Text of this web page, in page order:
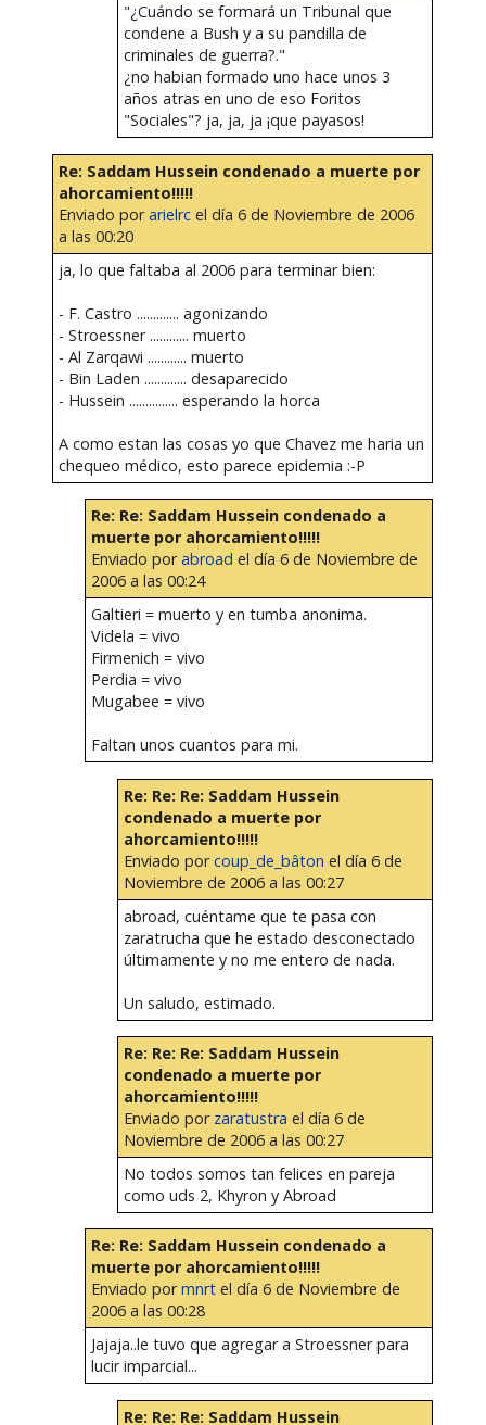
"¿Cuándo se formará un Tribunal que
condene a Bush y a su pandilla de
criminales de guerra?."
¿no habian formado uno hace unos 3
años atras en uno de eso Foritos
"Sociales"? ja, ja, ja ¡que payasos!
Re: Saddam Hussein condenado a muerte por
ahorcamiento!!!!!
Enviado porarielrcel día 6 de Noviembre de 2006
a las 00:20
ja, lo que faltaba al 2006 para terminar bien:
- F. Castro ............. agonizando
- Stroessner ............ muerto
- Al Zarqawi ............ muerto
- Bin Laden ............. desaparecido
- Hussein ............... esperando la horca
A como estan las cosas yo que Chavez me haria un
chequeo médico, esto parece epidemia :-P
Re: Re: Saddam Hussein condenado a
muerte por ahorcamiento!!!!!
Enviado porabroad el día 6 de Noviembre de
2006 a las 00:24
Galtieri = muerto y en tumba anonima.
Videla = vivo
Firmenich = vivo
Perdia = vivo
Mugabee = vivo
Faltan unos cuantos para mi.
Re: Re: Re: Saddam Hussein
condenado a muerte por
ahorcamiento!!!!!
Enviado porcoup_de_bâton el día 6 de
Noviembre de 2006 a las 00:27
abroad, cuéntame que te pasa con
zaratrucha que he estado desconectado
últimamente y no me entero de nada.
Un saludo, estimado.
Re: Re: Re: Saddam Hussein
condenado a muerte por
ahorcamiento!!!!!
Enviado por zaratustra el día 6 de
Noviembre de 2006 a las 00:27
No todos somos tan felices en pareja
como uds 2, Khyron y Abroad
Re: Re: Saddam Hussein condenado a
muerte por ahorcamiento!!!!!
Enviado pormnrtel día 6 de Noviembre de
2006 a las 00:28
Jajaja..le tuvo que agregar a Stroessner para
lucir imparcial...
Re: Re: Re: Saddam Hussein